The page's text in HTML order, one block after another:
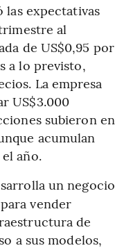
las expectativas
al
de US$0,95 por
a lo previsto,
La empresa
US$3.000
subieron en
acumulan
año.
un negocio
vender
de
a sus modelos,